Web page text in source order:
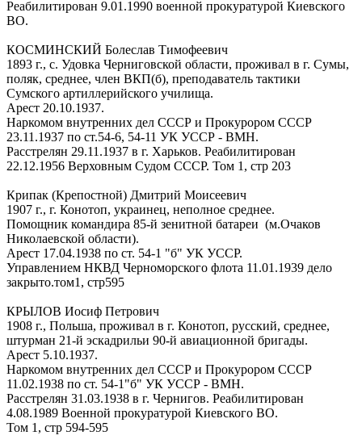
Реабилитирован 9.01.1990 военной прокуратурой Киевского
ВО.
КОСМИНСКИЙ Болеслав Тимофеевич
1893 г., с. Удовка Черниговской области, проживал в г. Сумы,
поляк, среднее, член ВКП(б), преподаватель тактики
Сумского артиллерийского училища.
Арест 20.10.1937.
Наркомом внутренних дел СССР и Прокурором СССР
23.11.1937 по ст.54-6, 54-11 УК УССР - ВМН.
Расстрелян 29.11.1937 в г. Харьков. Реабилитирован
22.12.1956 Верховным Судом СССР. Том 1, стр 203
Крипак (Крепостной) Дмитрий Моисеевич
1907 г., г. Конотоп, украинец, неполное среднее.
Помощник командира 85-й зенитной батареи (м.Очаков
Николаевской области).
Арест 17.04.1938 по ст. 54-1 "б" УК УССР.
Управлением НКВД Черноморского флота 11.01.1939 дело
закрыто.том1, стр595
КРЫЛОВ Иосиф Петрович
1908 г., Польша, проживал в г. Конотоп, русский, среднее,
штурман 21-й эскадрильи 90-й авиационной бригады.
Арест 5.10.1937.
Наркомом внутренних дел СССР и Прокурором СССР
11.02.1938 по ст. 54-1"б" УК УССР - ВМН.
Расстрелян 31.03.1938 в г. Чернигов. Реабилитирован
4.08.1989 Военной прокуратурой Киевского ВО.
Том 1, стр 594-595